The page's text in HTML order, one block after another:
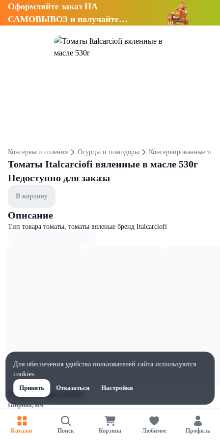
Оформляйте заказ НА
САМОВЫВОЗ и получайте
Консервы и соления Огурцы и помидоры Консервированные
Томаты Italcarciofi вяленные в масле 530г
Недоступно для заказа
В корзину
Описание
Тип товара томаты, томаты вяленые бренд Italcarciofi
Характеристики
Ширина, мм
Высота, мм
Каталог Поиск Корзина Любимое Профиль
Для обеспечения удобства пользователей сайта используются
cookies
Принять
Отказаться Настройки